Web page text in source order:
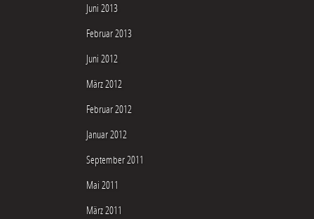
Juni 2013
Februar 2013
Juni 2012
März 2012
Februar 2012
Januar 2012
September 2011
Mai 2011
März 2011